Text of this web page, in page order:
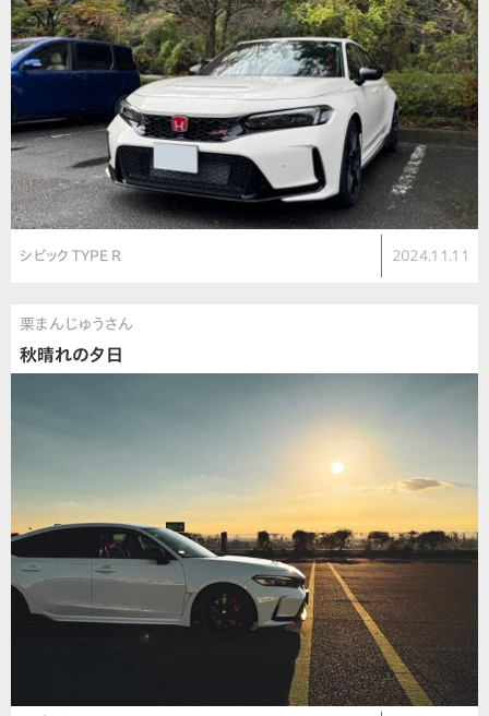
シビック TYPE R 2024.11.11
栗まんじゅうさん
秋晴れの夕日